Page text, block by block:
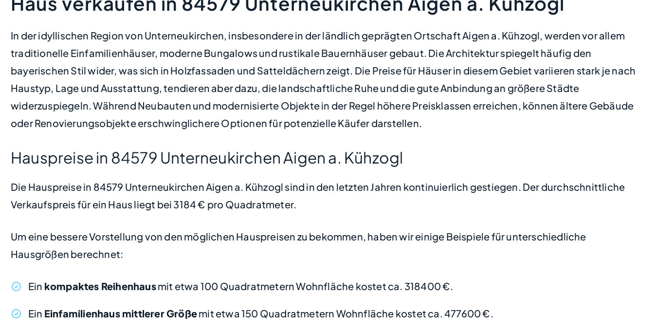
In der idyllischen Region von Unterneukirchen, insbesondere in der ländlich geprägten Ortschaft Aigen a. Kühzogl, werden vor allem
traditionelle Einfamilienhäuser, moderne Bungalows und rustikale Bauernhäuser gebaut. Die Architektur spiegelt häufig den
bayerischen Stil wider, was sich in Holzfassaden und Satteldächern zeigt. Die Preise für Häuser in diesem Gebiet variieren stark je nach
Haustyp, Lage und Ausstattung, tendieren aber dazu, die landschaftliche Ruhe und die gute Anbindung an größere Städte
widerzuspiegeln. Während Neubauten und modernisierte Objekte in der Regel höhere Preisklassen erreichen, können ältere Gebäude
oder Renovierungsobjekte erschwinglichere Optionen für potenzielle Käufer darstellen.
Hauspreise in 84579 Unterneukirchen Aigen a. Kühzogl
Die Hauspreise in 84579 Unterneukirchen Aigen a. Kühzogl sind in den letzten Jahren kontinuierlich gestiegen. Der durchschnittliche
Verkaufspreis für ein Haus liegt bei 3184 € pro Quadratmeter.
Um eine bessere Vorstellung von den möglichen Hauspreisen zu bekommen, haben wir einige Beispiele für unterschiedliche
Hausgrößen berechnet:
Ein kompaktes Reihenhausmit etwa 100 Quadratmetern Wohnfläche kostet ca. 318400 €.
Ein Einfamilienhaus mittlerer Größemit etwa 150 Quadratmetern Wohnfläche kostet ca. 477600 €.